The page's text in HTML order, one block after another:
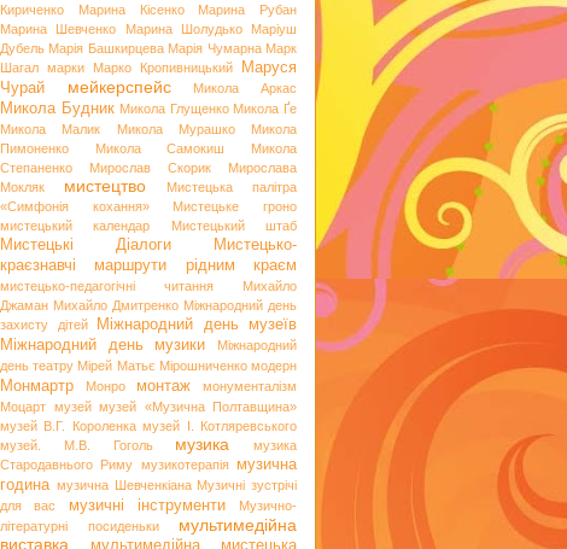
Кириченко
Марина Кісенко
Марина Рубан
Марина Шевченко
Марина Шолудько
Маріуш
Дубель Марія Башкирцева Марія Чумарна Марк
Шагал марки Марко Кропивницький
Маруся
Чурай
мейкерспейс Микола Аркас
Микола Будник Микола Глущенко Микола Ґе
Микола Малик
Микола Мурашко
Микола
Пимоненко
Микола Самокиш
Микола
Степаненко
Мирослав Скорик
Мирослава
Мокляк
мистецтво
Мистецька палітра
«Симфонія кохання»
Мистецьке гроно
мистецький календар
Мистецький штаб
Мистецькі Діалоги
Мистецько-
краєзнавчі маршрути рідним краєм
мистецько-педагогічні читання
Михайло
Джаман Михайло Дмитренко Міжнародний день
захисту дітей
Міжнародний день музеїв
Міжнародний день музики
Міжнародний
день театру Мірей Матьє Мірошниченко модерн
Монмартр Монро монтаж
монументалізм
Моцарт музей музей «Музична Полтавщина»
музей В.Г. Короленка музей І. Котляревського
музей. М.В. Гоголь
музика
музика
Стародавнього Риму музикотерапія
музична
година музична Шевченкіана Музичні зустрічі
для вас
музичні інструменти
Музично-
літературні посиденьки
мультимедійна
виставка
мультимедійна мистецька